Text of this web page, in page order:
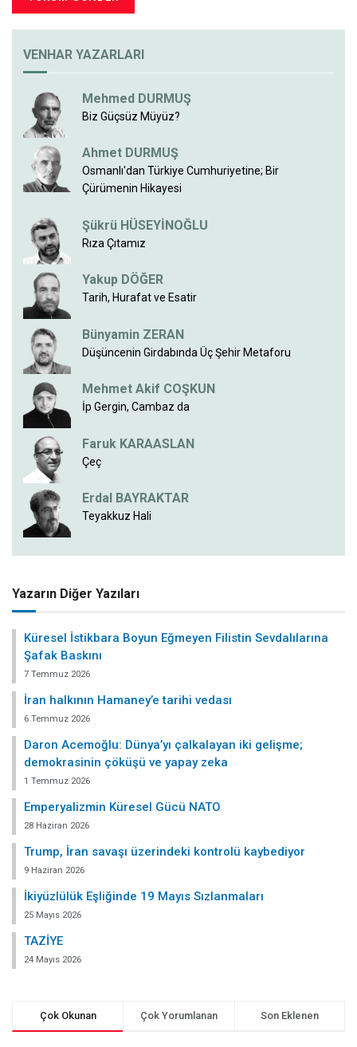
VENHAR YAZARLARI
Mehmed DURMUŞ
Biz Güçsüz Müyüz?
Ahmet DURMUŞ
Osmanlı'dan Türkiye Cumhuriyetine; Bir
Çürümenin Hikayesi
Şükrü HÜSEYİNOĞLU
Rıza Çıtamız
Yakup DÖĞER
Tarih, Hurafat ve Esatir
Bünyamin ZERAN
Düşüncenin Girdabında Üç Şehir Metaforu
Mehmet Akif COŞKUN
İp Gergin, Cambaz da
Faruk KARAASLAN
Çeç
Erdal BAYRAKTAR
Teyakkuz Hali
Yazarın Diğer Yazıları
Küresel İstikbara Boyun Eğmeyen Filistin Sevdalılarına
Şafak Baskını
7 Temmuz 2026
İran halkının Hamaney’e tarihi vedası
6 Temmuz 2026
Daron Acemoğlu: Dünya’yı çalkalayan iki gelişme;
demokrasinin çöküşü ve yapay zeka
1 Temmuz 2026
Emperyalizmin Küresel Gücü NATO
28 Haziran 2026
Trump, İran savaşı üzerindeki kontrolü kaybediyor
9 Haziran 2026
İkiyüzlülük Eşliğinde 19 Mayıs Sızlanmaları
25 Mayıs 2026
TAZİYE
24 Mayıs 2026
Çok Okunan Çok Yorumlanan Son Eklenen